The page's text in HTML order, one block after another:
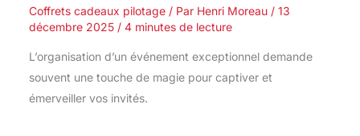
Coffrets cadeaux pilotage/ Par Henri Moreau / 13
décembre 2025 / 4 minutes de lecture
L’organisation d’un événement exceptionnel demande
souvent une touche de magie pour captiver et
émerveiller vos invités.